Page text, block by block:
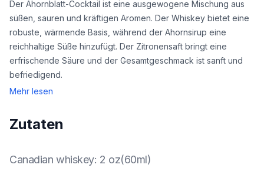
Der Ahornblatt-Cocktail ist eine ausgewogene Mischung aus
süßen, sauren und kräftigen Aromen. Der Whiskey bietet eine
robuste, wärmende Basis, während der Ahornsirup eine
reichhaltige Süße hinzufügt. Der Zitronensaft bringt eine
erfrischende Säure und der Gesamtgeschmack ist sanft und
befriedigend.
Mehr lesen
Zutaten
Canadian whiskey: 2 oz(60ml)